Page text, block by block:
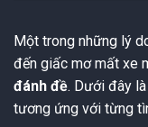
Một trong những lý
đến giấc mơ mất xe
đánh đề. Dưới đây
tương ứng với từng